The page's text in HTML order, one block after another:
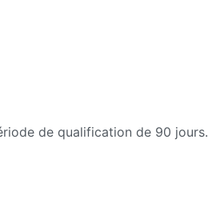
de qualification de 90 jours.